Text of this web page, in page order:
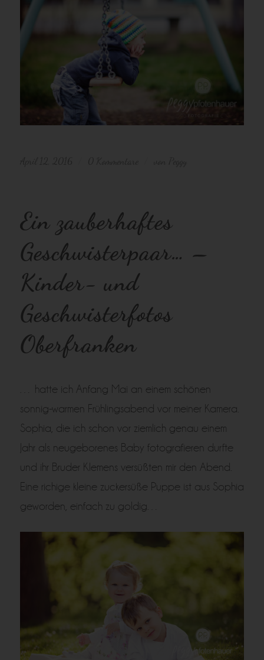
Ein zauberhaftes
Geschwisterpaar… –
Kinder- und
Geschwisterfotos
Oberfranken
… hatte ich Anfang Mai an einem schönen
sonnig-warmen Frühlingsabend vor meiner Kamera.
Sophia, die ich schon vor ziemlich genau einem
Jahr als neugeborenes Baby fotografieren durfte
und ihr Bruder Klemens versüßten mir den Abend.
Eine richige kleine zuckersüße Puppe ist aus Sophia
geworden, einfach zu goldig…